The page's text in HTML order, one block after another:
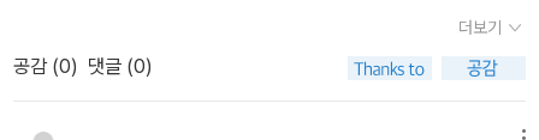
을 자지 않는 친구들을 보니울 아들을 보는 것 같네요. 때론 잠이 안
오는 것처럼누워서도 재잘재랄 뒤치럭 거리는 아들덕분에엄마인 저
도 잠을 못잘때가 있는데곰곰이도 그런가봐요.자장자장 아이가 다 재
더보기
공감 (0) 댓글 (0)